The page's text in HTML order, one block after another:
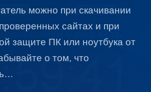
можно при скачивании
сайтах и при
защите ПК или ноутбука от
о том, что